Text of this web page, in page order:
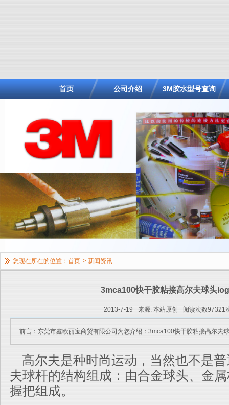
首页 公司介绍 3M胶水型号查询
您现在所在的位置： 首页 > 新闻资讯
3mca100快干胶粘接高尔夫球头
2013-7-19 来源: 本站原创 阅读次数97321
前言：东莞市鑫欧丽宝商贸有限公司为您介绍：3mca100快干胶粘接高尔夫
高尔夫是种时尚运动，当然也不是
夫球杆的结构组成：由合金球头、金
握把组成。